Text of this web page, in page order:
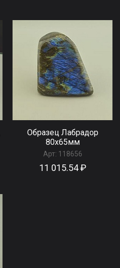
Образец Лабрадор
80x65мм
Арт: 118656
11 015.54 ₽